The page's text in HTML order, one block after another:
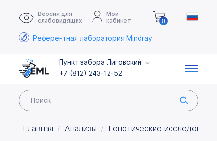
Версия для
слабовидящих
Мой
кабинет
0
Референтная лаборатория Mindray
Пункт забора Лиговский
+7 (812) 243-12-52
Главная Анализы Генетические